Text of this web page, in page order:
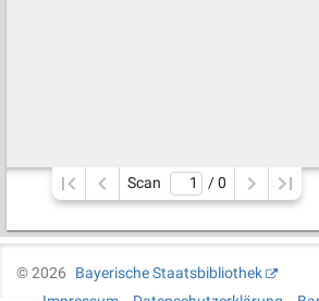
Scan / 0
©2026
Bayerische Staatsbibliothek